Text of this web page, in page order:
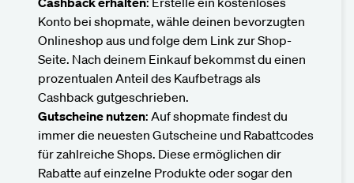
Konto bei shopmate, wähle deinen bevorzugten
Onlineshop aus und folge dem Link zur Shop-
Seite. Nach deinem Einkauf bekommst du einen
prozentualen Anteil des Kaufbetrags als
Cashback gutgeschrieben.
Gutscheine nutzen: Auf shopmate findest du
immer die neuesten Gutscheine und Rabattcodes
für zahlreiche Shops. Diese ermöglichen dir
Rabatte auf einzelne Produkte oder sogar den